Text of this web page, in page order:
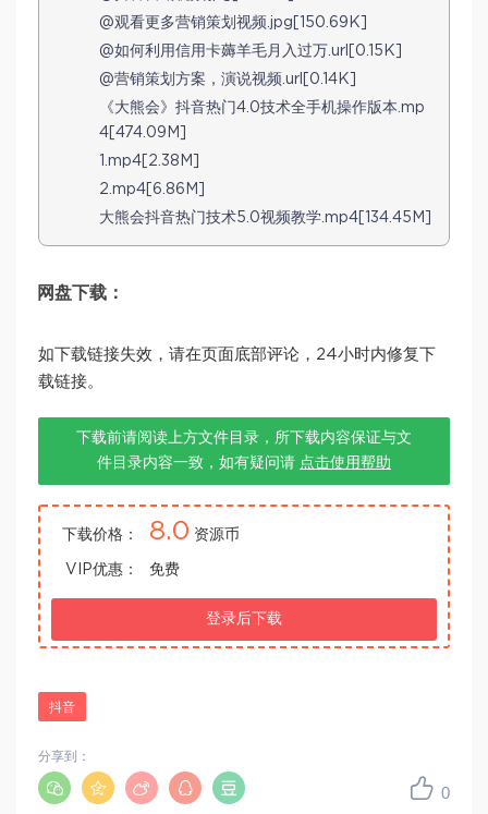
@观看更多营销策划视频.jpg[150.69K]
@如何利用信用卡薅羊毛月入过万.url[0.15K]
@营销策划方案，演说视频.url[0.14K]
《大熊会》抖音热门4.0技术全手机操作版本.mp
4[474.09M]
1.mp4[2.38M]
2.mp4[6.86M]
大熊会抖音热门技术5.0视频教学.mp4[134.45M]
网盘下载：
如下载链接失效，请在页面底部评论，24小时内修复下
载链接。
下载前请阅读上方文件目录，所下载内容保证与文
件目录内容一致，如有疑问请 点击使用帮助
下载价格： 8.0 资源币
VIP优惠： 免费
登录后下载
抖音
0
分享到：